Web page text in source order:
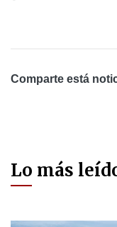
Comparte está
Lo más